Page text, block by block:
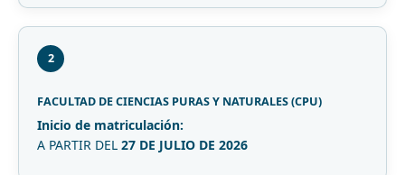
2
FACULTAD DE CIENCIAS PURAS Y NATURALES (CPU)
Inicio de matriculación:
A PARTIR DEL 27 DE JULIO DE 2026